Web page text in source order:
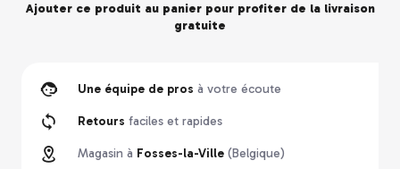
Ajouter ce produit au panier pour profiter de la livraison
gratuite
Une équipe de pros à votre écoute
Retours faciles et rapides
Magasin à Fosses-la-Ville(Belgique)